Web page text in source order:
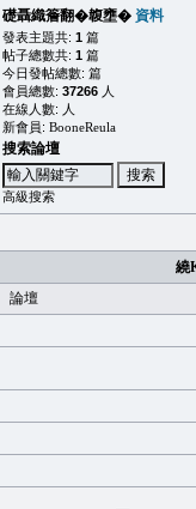
礎聶織簷翻�䪖壅� 資料
發表主題共: 1 篇
帖子總數共: 1 篇
今日發帖總數: 篇
會員總數: 37266 人
在線人數: 人
新會員: BooneReula
搜索論壇
高級搜索
繞
論壇